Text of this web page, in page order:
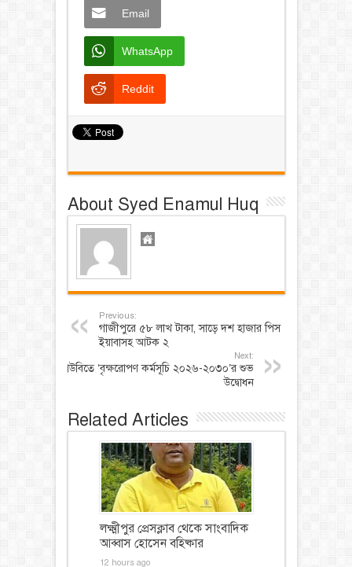
Email
WhatsApp
Reddit
About Syed Enamul Huq
Previous:
গাজীপুরে ৫৮ লাখ টাকা, সাড়ে দশ হাজার পিস
ইয়াবাসহ আটক ২
Next:
বাউবিতে ‘বৃক্ষরোপণ কর্মসূচি ২০২৬-২০৩০’র শুভ
উদ্বোধন
Related Articles
লক্ষ্মীপুর প্রেসক্লাব থেকে সাংবাদিক
আব্বাস হোসেন বহিষ্কার
12 hours ago